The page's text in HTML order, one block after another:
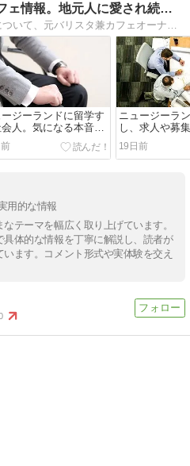
ニュージーランドのカフェ情報。地元人に愛され続ける店特集
ージーランドに留学す
人。気になる本音の
ニュージーラ
し、求人や募
つけ方
19日前
用的な情報
テーマを幅広く取り上げています。
体的な情報を丁寧に解説し、読者が
ます。コメント形式や実体験を交え